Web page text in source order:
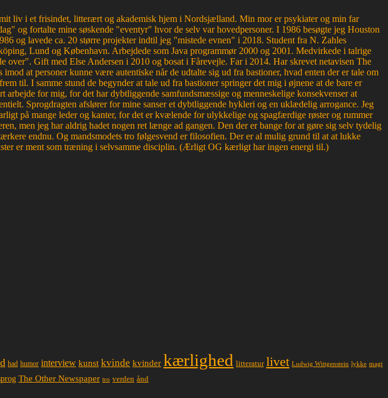
liv i et frisindet, litterært og akademisk hjem i Nordsjælland. Min mor er psykiater og min far
og fortalte mine søskende "eventyr" hvor de selv var hovedpersoner. I 1986 besøgte jeg Houston
og lavede ca. 20 større projekter indtil jeg "mistede evnen" i 2018. Student fra N. Zahles
Lund og København. Arbejdede som Java programmør 2000 og 2001. Medvirkede i talrige
Gift med Else Andersen i 2010 og bosat i Fårevejle. Far i 2014. Har skrevet netavisen The
at personer kunne være autentiske når de udtalte sig ud fra bastioner, hvad enten der er tale om
til. I samme stund de begynder at tale ud fra bastioner springer det mig i øjnene at de bare er
for mig, for det har dybtliggende samfundsmæssige og menneskelige konsekvenser at
Sprogdragten afslører for mine sanser et dybtliggende hykleri og en uklædelig arrogance. Jeg
på mange leder og kanter, for det er kvælende for ulykkelige og spagfærdige røster og rummer
men jeg har aldrig hadet nogen ret længe ad gangen. Den der er bange for at gøre sig selv tydelig
endnu. Og mandsmodets tro følgesvend er filosofien. Der er al mulig grund til at at lukke
er ment som træning i selvsamme disciplin. (Ærligt OG kærligt har ingen energi til.)
had humor interview kunst kvinde kvinder kærlighed litteratur livet Ludwig Wittgenstein lykke magt
The Other Newspaper tro verden ånd